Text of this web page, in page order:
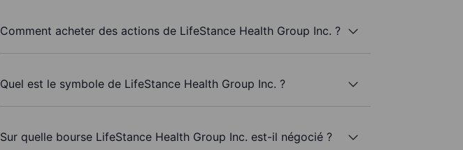
Comment acheter des actions de LifeStance Health Group Inc. ?
Quel est le symbole de LifeStance Health Group Inc. ?
Sur quelle bourse LifeStance Health Group Inc. est-il négocié ?